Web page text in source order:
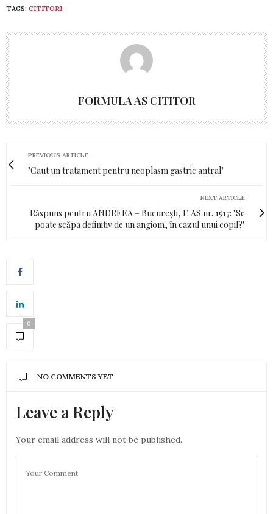
TAGS: CITITORI
FORMULA AS CITITOR
PREVIOUS ARTICLE
"Caut un tratament pentru neoplasm gastric antral"
NEXT ARTICLE
Răspuns pentru ANDREEA – București, F. AS nr. 1517: "Se
poate scăpa definitiv de un angiom, în cazul unui copil?"
0
NO COMMENTS YET
Leave a Reply
Your email address will not be published.